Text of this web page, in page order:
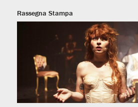
Rassegna Stampa